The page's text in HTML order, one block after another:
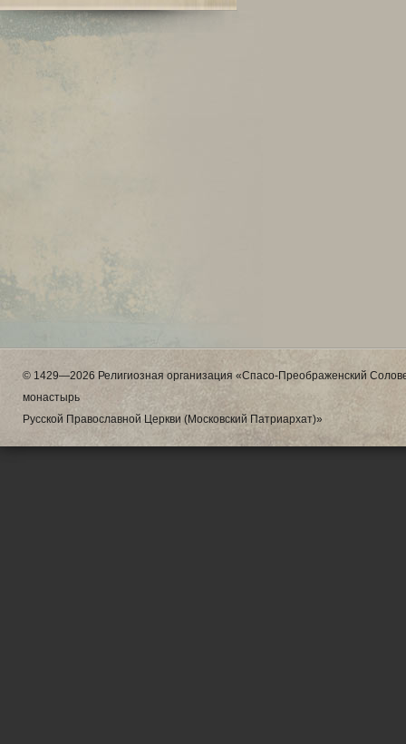
© 1429—2026 Религиозная организация «Спасо-Преображенский
монастырь
Русской Православной Церкви (Московский Патриархат)»